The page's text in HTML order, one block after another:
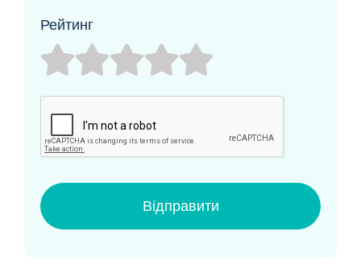
Рейтинг
Відправити